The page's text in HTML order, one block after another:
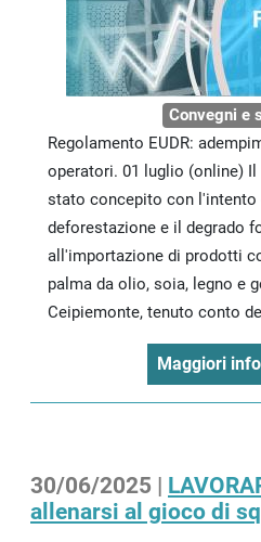
Convegni e
Regolamento EUDR:
operatori. 01 luglio (online) Il
stato concepito con l'intento
deforestazione e il degrado
all'importazione di prodotti
palma da olio, soia, legno e
Ceipiemonte, tenuto conto
Maggiori
30/06/2025 |
allenarsi al gioco di